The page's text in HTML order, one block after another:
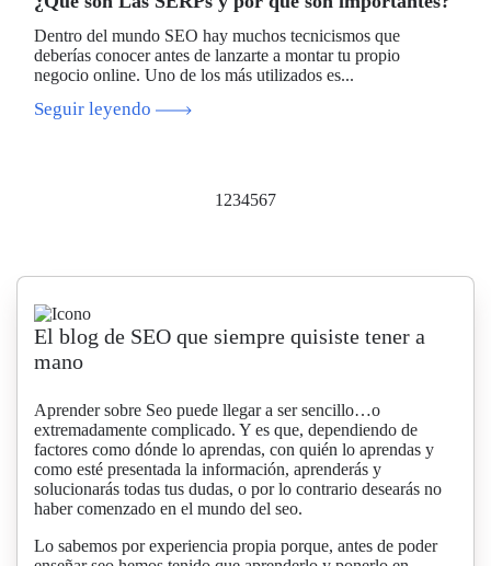
Dentro del mundo SEO hay muchos tecnicismos que
deberías conocer antes de lanzarte a montar tu propio
negocio online. Uno de los más utilizados es...
Seguir leyendo
1 234567
El blog de SEO que siempre quisiste tener a
mano
Aprender sobre Seo puede llegar a ser sencillo…o
extremadamente complicado. Y es que, dependiendo de
factores como dónde lo aprendas, con quién lo aprendas y
como esté presentada la información, aprenderás y
solucionarás todas tus dudas, o por lo contrario desearás no
haber comenzado en el mundo del seo.
Lo sabemos por experiencia propia porque, antes de poder